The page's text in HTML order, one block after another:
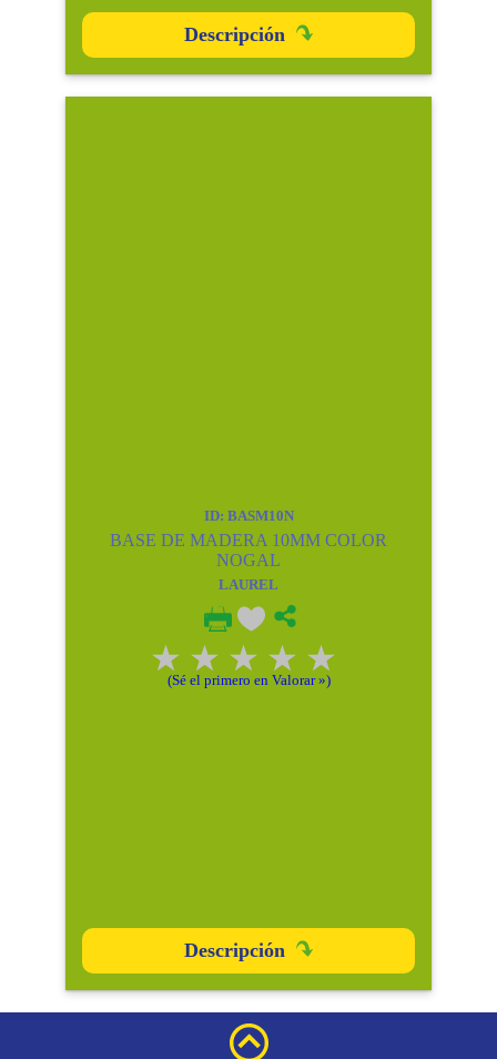
Descripción
ID: BASM10N
BASE DE MADERA 10MM COLOR
NOGAL
LAUREL
(Sé el primero en Valorar »)
Descripción